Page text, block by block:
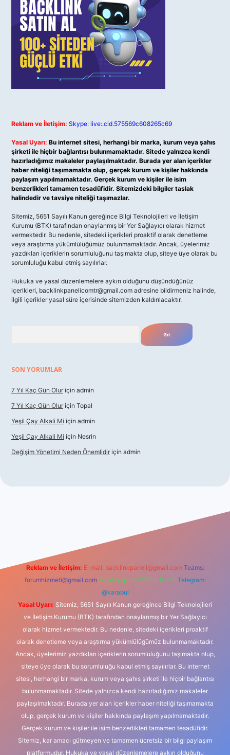
Reklam ve İletişim: Skype: live:.cid.575569c608265c69
Yasal Uyarı: Bu internet sitesi, herhangi bir marka, kurum veya şahıs
şirketi ile hiçbir bağlantısı bulunmamaktadır. Sitede yalnızca kendi
hazırladığımız makaleler paylaşılmaktadır. Burada yer alan içerikler
haber niteliği taşımamakta olup, gerçek kurum ve kişiler hakkında
paylaşım yapılmamaktadır. Gerçek kurum ve kişiler ile isim
benzerlikleri tamamen tesadüfidir. Sitemizdeki bilgiler taslak
halindedir ve tavsiye niteliği taşımazlar.
Sitemiz, 5651 Sayılı Kanun gereğince Bilgi Teknolojileri ve İletişim
Kurumu (BTK) tarafından onaylanmış bir Yer Sağlayıcı olarak hizmet
vermektedir. Bu nedenle, sitedeki içerikleri proaktif olarak denetleme
veya araştırma yükümlülüğümüz bulunmamaktadır. Ancak, üyelerimiz
yazdıkları içeriklerin sorumluluğunu taşımakta olup, siteye üye olarak bu
sorumluluğu kabul etmiş sayılırlar.
Hukuka ve yasal düzenlemelere aykırı olduğunu düşündüğünüz
içerikleri, backlinkpanelicomtr@gmail.com adresine bildirmeniz halinde,
ilgili içerikler yasal süre içerisinde sitemizden kaldırılacaktır.
SON YORUMLAR
7 Yıl Kaç Gün Olur için admin
7 Yıl Kaç Gün Olur için Topal
Yeşil Çay Alkali Mi için admin
Yeşil Çay Alkali Mi için Nesrin
Değişim Yönetimi Neden Önemlidir için admin
Reklam ve İletişim: E-mail: backlinkpaneli@gmail.com Teams:
forumhizmeti@gmail.com Whatsapp: 0262 606 0 726 Telegram:
@karabul
Yasal Uyarı: Sitemiz, 5651 Sayılı Kanun gereğince Bilgi Teknolojileri
ve İletişim Kurumu (BTK) tarafından onaylanmış bir Yer Sağlayıcı
olarak hizmet vermektedir. Bu nedenle, sitedeki içerikleri proaktif
olarak denetleme veya araştırma yükümlülüğümüz bulunmamaktadır.
Ancak, üyelerimiz yazdıkları içeriklerin sorumluluğunu taşımakta olup,
siteye üye olarak bu sorumluluğu kabul etmiş sayılırlar. Bu internet
sitesi, herhangi bir marka, kurum veya şahıs şirketi ile hiçbir bağlantısı
bulunmamaktadır. Sitede yalnızca kendi hazırladığımız makaleler
paylaşılmaktadır. Burada yer alan içerikler haber niteliği taşımamakta
olup, gerçek kurum ve kişiler hakkında paylaşım yapılmamaktadır.
Gerçek kurum ve kişiler ile isim benzerlikleri tamamen tesadüfidir.
Sitemiz, kar amacı gütmeyen ve tamamen ücretsiz bir bilgi paylaşım
platformudur. Hukuka ve yasal düzenlemelere aykırı olduğunu